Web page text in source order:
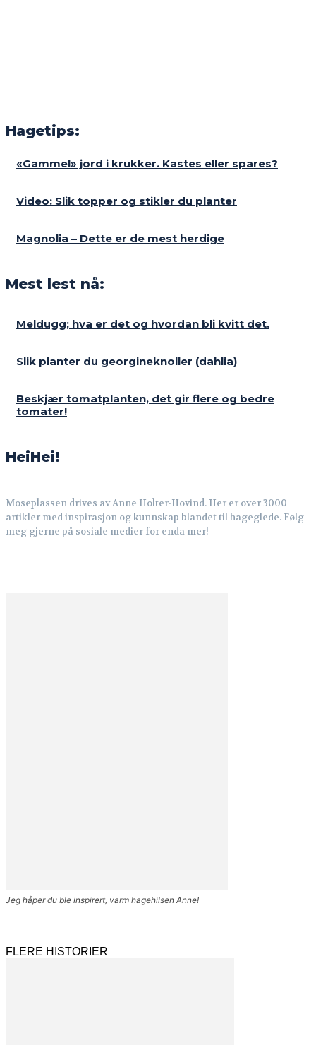
Hagetips:
«Gammel» jord i krukker. Kastes eller spares?
Video: Slik topper og stikler du planter
Magnolia – Dette er de mest herdige
Mest lest nå:
Meldugg; hva er det og hvordan bli kvitt det.
Slik planter du georgineknoller (dahlia)
Beskjær tomatplanten, det gir flere og bedre
tomater!
HeiHei!
Moseplassen drives av Anne Holter-Hovind. Her er over 3000
artikler med inspirasjon og kunnskap blandet til hageglede. Følg
meg gjerne på sosiale medier for enda mer!
Jeg håper du ble inspirert, varm hagehilsen Anne!
FLERE HISTORIER